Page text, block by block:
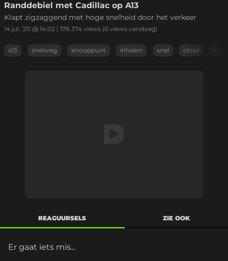
Link kopiëren
Randdebiel met Cadillac op A13
Klapt zigzaggend met hoge snelheid door het verkeer
14 jul. '20 @ 14:02 | 178.374 views (0 views vandaag)
a13 snelweg knooppunt inhalen snel close bijna
REAGUURSELS ZIE OOK
Er gaat iets mis...